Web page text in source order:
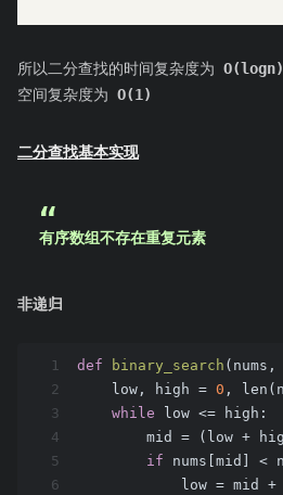
所以二分查找的时间复杂度为 O(logn)
空间复杂度为 O(1)
二分查找基本实现
有序数组不存在重复元素
非递归
1
2
3
4
5
6
def binary_search (nums,
    low, high =
0 ,
while low <= high:
mid = (low +
if nums[mid] <
            low = mid +